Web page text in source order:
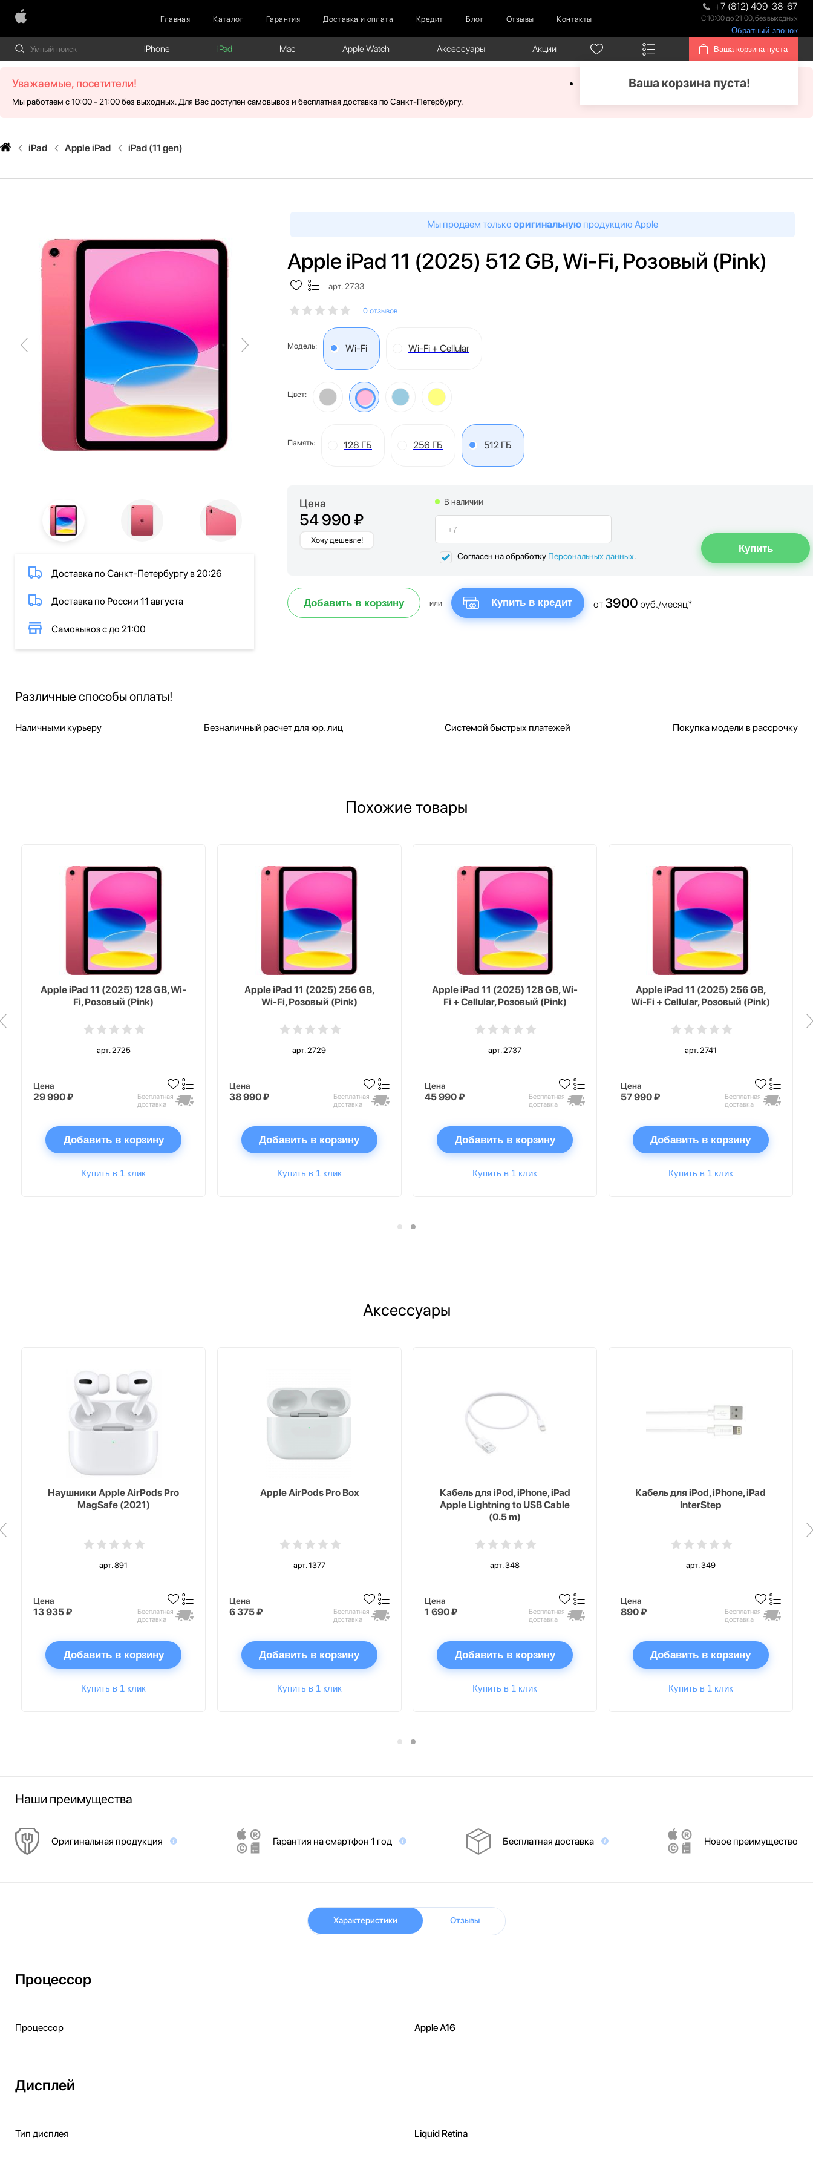
Главная Каталог Гарантия Доставка и оплата Кредит Блог Отзывы Контакты
+7 (812) 409-38-67
С 10:00 до 21:00, без выходных
Обратный звонок
iPhone iPad Mac Apple Watch Аксессуары Акции Ваша корзина пуста
Ваша корзина пуста!
Уважаемые, посетители!
Мы работаем с 10:00 - 21:00 без выходных. Для Вас доступен самовывоз и бесплатная доставка по Санкт-Петербургу.
iPad Apple iPad iPad (11 gen)
Доставка по Санкт-Петербургу в 20:26
Доставка по России 11 августа
Самовывоз с до 21:00
Мы продаем только оригинальную продукцию Apple
Apple iPad 11 (2025) 512 GB, Wi-Fi, Розовый (Pink)
арт. 2733
0 отзывов
Модель: Wi-Fi Wi-Fi + Cellular
Цвет:
Память: 128 ГБ 256 ГБ 512 ГБ
Цена
54 990 ₽
Хочу дешевле!
В наличии
Согласен на обработку Персональных данных.
Добавить в корзину или Купить в кредит от 3900 руб./месяц*
Различные способы оплаты!
Наличными курьеру Безналичный расчет для юр. лиц Системой быстрых платежей Покупка модели в рассрочку
Похожие товары
Apple iPad 11 (2025) 128 GB, Wi-
Fi, Розовый (Pink)
арт. 2725
Цена
29 990 ₽
Бесплатная
доставка
Добавить в корзину
Купить в 1 клик
Apple iPad 11 (2025) 256 GB,
Wi-Fi, Розовый (Pink)
арт. 2729
Цена
38 990 ₽
Бесплатная
доставка
Добавить в корзину
Купить в 1 клик
Apple iPad 11 (2025) 128 GB, Wi-
Fi + Cellular, Розовый (Pink)
арт. 2737
Цена
45 990 ₽
Бесплатная
доставка
Добавить в корзину
Купить в 1 клик
Apple iPad 11 (2025) 256 GB,
Wi-Fi + Cellular, Розовый (Pink)
арт. 2741
Цена
57 990 ₽
Бесплатная
доставка
Добавить в корзину
Купить в 1 клик
Аксессуары
Наушники Apple AirPods Pro
MagSafe (2021)
арт. 891
Цена
13 935 ₽
Бесплатная
доставка
Добавить в корзину
Купить в 1 клик
Apple AirPods Pro Box
арт. 1377
Цена
6 375 ₽
Бесплатная
доставка
Добавить в корзину
Купить в 1 клик
Кабель для iPod, iPhone, iPad
Apple Lightning to USB Cable
(0.5 m)
арт. 348
Цена
1 690 ₽
Бесплатная
доставка
Добавить в корзину
Купить в 1 клик
Кабель для iPod, iPhone, iPad
InterStep
арт. 349
Цена
890 ₽
Бесплатная
доставка
Добавить в корзину
Купить в 1 клик
Наши преимущества
Оригинальная продукция Гарантия на смартфон 1 год Бесплатная доставка Новое преимущество
Характеристики Отзывы
Процессор
Процессор Apple A16
Дисплей
Тип дисплея Liquid Retina